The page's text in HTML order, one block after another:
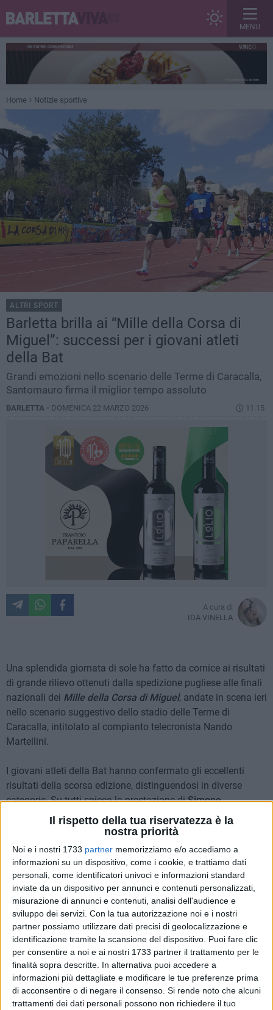
Il rispetto della tua riservatezza è la
nostra priorità
Noi e i nostri 1733 partner memorizziamo e/o accediamo a
informazioni su un dispositivo, come i cookie, e trattiamo dati
personali, come identificatori univoci e informazioni standard
inviate da un dispositivo per annunci e contenuti personalizzati,
misurazione di annunci e contenuti, analisi dell'audience e
sviluppo dei servizi. Con la tua autorizzazione noi e i nostri
partner possiamo utilizzare dati precisi di geolocalizzazione e
identificazione tramite la scansione del dispositivo. Puoi fare clic
per consentire a noi e ai nostri 1733 partner il trattamento per le
finalità sopra descritte. In alternativa puoi accedere a
informazioni più dettagliate e modificare le tue preferenze prima
di acconsentire o di negare il consenso. Si rende noto che alcuni
trattamenti dei dati personali possono non richiedere il tuo
MENU
Home Notizie sportive
ALTRI SPORT
Barletta brilla ai “Mille della Corsa di
Miguel”: successi per i giovani atleti
della Bat
Grandi emozioni nello scenario delle Terme di Caracalla,
Santomauro firma il miglior tempo assoluto
BARLETTA - DOMENICA 22 MARZO 2026 11.15
A cura di
IDA VINELLA
Una splendida giornata di sole ha fatto da cornice ai risultati
di grande rilievo ottenuti dalla spedizione pugliese alle finali
nazionali dei Mille della Corsa di Miguel, andate in scena ieri
nello scenario suggestivo dello stadio delle Terme di
Caracalla, intitolato al compianto telecronista Nando
Martellini.
I giovani atleti della Bat hanno confermato gli eccellenti
risultati della scorsa edizione, distinguendosi in diverse
categorie. Su tutti spicca la prestazione diSimone
Santomauro, atleta tranese in gara per il liceo scientifico
sportivo Cafiero di Barletta, che ha fatto registrare il miglior
tempo assoluto della manifestazione con 2'31"04,
conquistando anche il primo posto nella categoria M2008.
Grande prova anche per Giulia Musciagna, barlettana del
liceo Cafiero, che ha dominato la categoria F2011
imponendosi con ampio distacco sulle avversarie.
Due importanti secondi posti portano la firma di Nicola
Riefolo (M2007) e Giuseppe Caporusso (M2011), entrambi
studenti del liceo Cafiero di Barletta, a conferma della qualità
del vivaio scolastico.